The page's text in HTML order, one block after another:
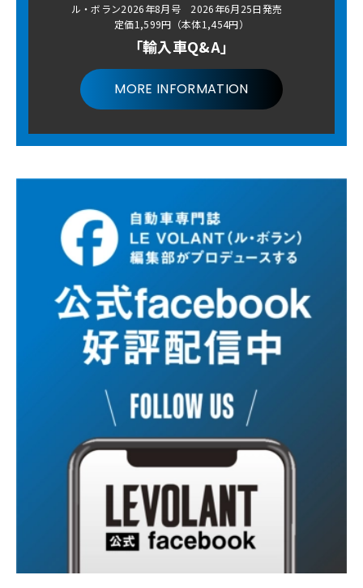
ル・ボラン2026年8月号 2026年6月25日発売
定価1,599円（本体1,454円）
「輸入車Q&A」
MORE INFORMATION